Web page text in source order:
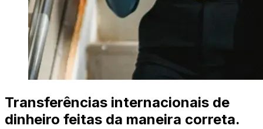
Transferências internacionais de
dinheiro feitas da maneira correta.